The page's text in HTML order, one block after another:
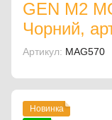
GEN M2
Чорний,
Артикул: MAG570
Новинка